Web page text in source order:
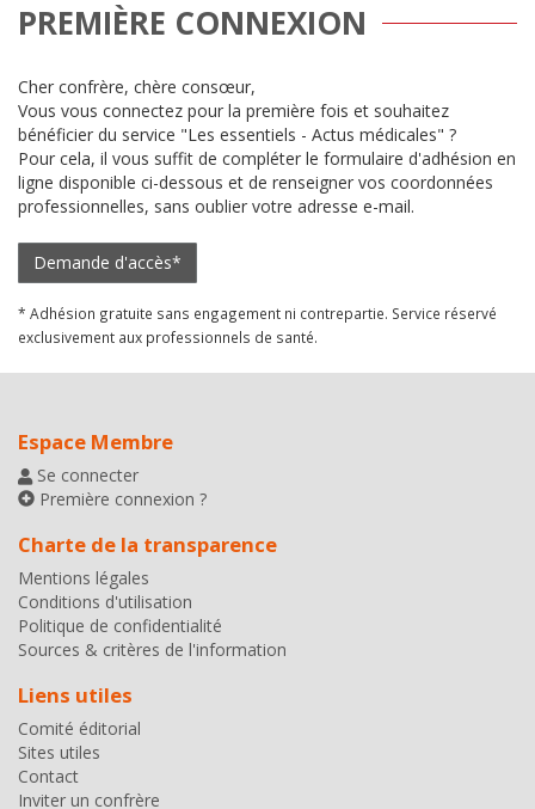
PREMIÈRE CONNEXION
Cher confrère, chère consœur,
Vous vous connectez pour la première fois et souhaitez
bénéficier du service "Les essentiels - Actus médicales" ?
Pour cela, il vous suffit de compléter le formulaire d'adhésion en
ligne disponible ci-dessous et de renseigner vos coordonnées
professionnelles, sans oublier votre adresse e-mail.
Demande d'accès*
* Adhésion gratuite sans engagement ni contrepartie. Service réservé
exclusivement aux professionnels de santé.
Espace Membre
Se connecter
Première connexion ?
Charte de la transparence
Mentions légales
Conditions d'utilisation
Politique de confidentialité
Sources & critères de l'information
Liens utiles
Comité éditorial
Sites utiles
Contact
Inviter un confrère